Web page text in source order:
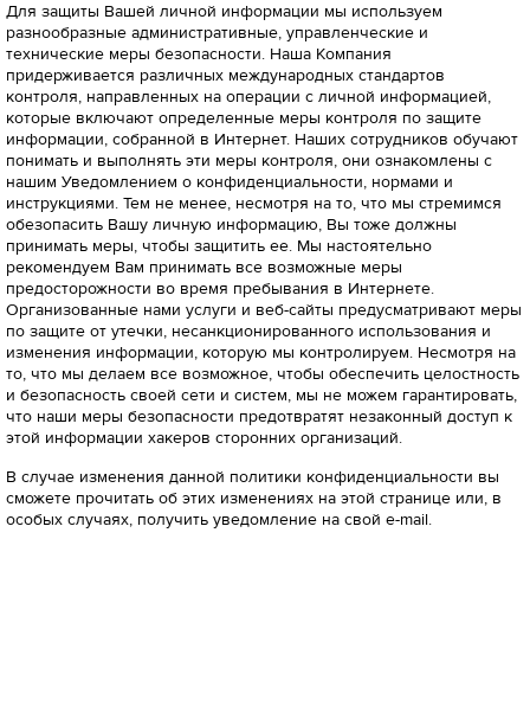
Для защиты Вашей личной информации мы используем
разнообразные административные, управленческие и
технические меры безопасности. Наша Компания
придерживается различных международных стандартов
контроля, направленных на операции с личной информацией,
которые включают определенные меры контроля по защите
информации, собранной в Интернет. Наших сотрудников обучают
понимать и выполнять эти меры контроля, они ознакомлены с
нашим Уведомлением о конфиденциальности, нормами и
инструкциями. Тем не менее, несмотря на то, что мы стремимся
обезопасить Вашу личную информацию, Вы тоже должны
принимать меры, чтобы защитить ее. Мы настоятельно
рекомендуем Вам принимать все возможные меры
предосторожности во время пребывания в Интернете.
Организованные нами услуги и веб-сайты предусматривают меры
по защите от утечки, несанкционированного использования и
изменения информации, которую мы контролируем. Несмотря на
то, что мы делаем все возможное, чтобы обеспечить целостность
и безопасность своей сети и систем, мы не можем гарантировать,
что наши меры безопасности предотвратят незаконный доступ к
этой информации хакеров сторонних организаций.
В случае изменения данной политики конфиденциальности вы
сможете прочитать об этих изменениях на этой странице или, в
особых случаях, получить уведомление на свой e-mail.